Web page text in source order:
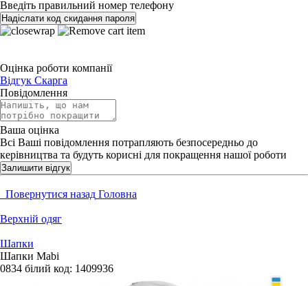
Введіть правильний номер телефону
Надіслати код скидання пароля
Оцінка роботи компанії
Відгук Скарга
Повідомлення
Ваша оцінка
Всі Ваші повідомлення потрапляють безпосередньо до
керівництва та будуть корисні для покращення нашої роботи
Залишити відгук
Повернутися назад Головна
Верхній одяг
Шапки
Шапки Mabi
0834 білий код: 1409936